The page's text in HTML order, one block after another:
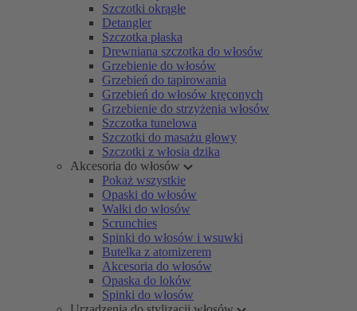
Szczotki okrągłe
Detangler
Szczotka płaska
Drewniana szczotka do włosów
Grzebienie do włosów
Grzebień do tapirowania
Grzebień do włosów kręconych
Grzebienie do strzyżenia włosów
Szczotka tunelowa
Szczotki do masażu głowy
Szczotki z włosia dzika
Akcesoria do włosów
Pokaż wszystkie
Opaski do włosów
Wałki do włosów
Scrunchies
Spinki do włosów i wsuwki
Butelka z atomizerem
Akcesoria do włosów
Opaska do loków
Spinki do włosów